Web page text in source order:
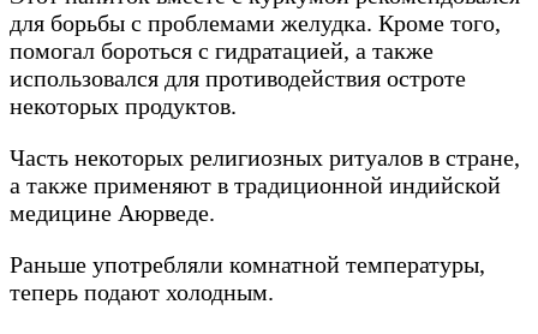
для борьбы с проблемами желудка. Кроме того,
помогал бороться с гидратацией, а также
использовался для противодействия остроте
некоторых продуктов.
Часть некоторых религиозных ритуалов в стране,
а также применяют в традиционной индийской
медицине Аюрведе.
Раньше употребляли комнатной температуры,
теперь подают холодным.